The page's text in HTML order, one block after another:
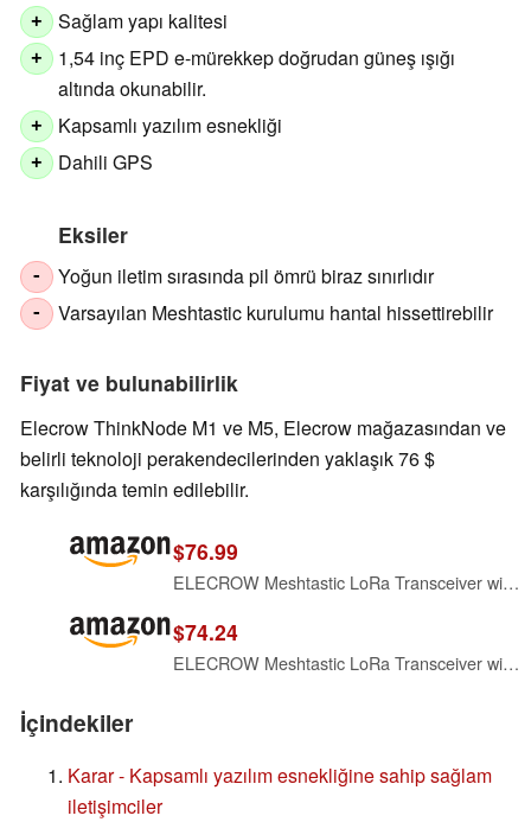
+ Sağlam yapı kalitesi
+
1,54 inç EPD e-mürekkep doğrudan güneş ışığı
altında okunabilir.
+ Kapsamlı yazılım esnekliği
+ Dahili GPS
Eksiler
- Yoğun iletim sırasında pil ömrü biraz sınırlıdır
- Varsayılan Meshtastic kurulumu hantal hissettirebilir
Fiyat ve bulunabilirlik
Elecrow ThinkNode M1 ve M5, Elecrow mağazasından ve
belirli teknoloji perakendecilerinden yaklaşık 76 $
karşılığında temin edilebilir.
$76.99
ELECROW Meshtastic LoRa Transceiver with GPS and nRF52840 &1.54" EPD Screen
$74.24
ELECROW Meshtastic LoRa Transceiver with GPS and ESP32-S3 &1.54" EPD Screen
İçindekiler
Karar - Kapsamlı yazılım esnekliğine sahip sağlam
iletişimciler